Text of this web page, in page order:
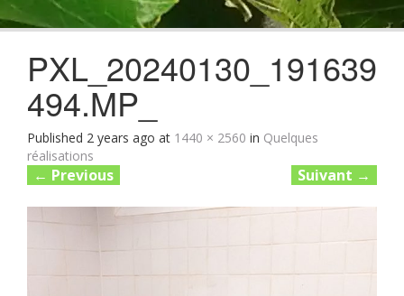
Skip
to
PXL_20240130_191639
494.MP_
Published 2 years ago at 1440 × 2560 in Quelques
réalisations
← Previous Suivant →